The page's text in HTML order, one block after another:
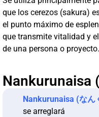
que los cerezos (sakura)
el punto máximo de
que transmite vitalidad y
de una persona o proyecto.
Nankurunaisa
Nankurunaisa (なん
se arreglará